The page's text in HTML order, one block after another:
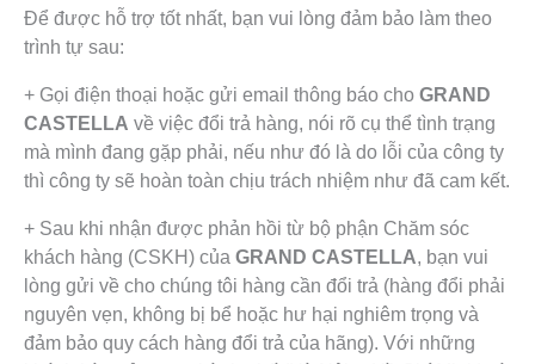
Để được hỗ trợ tốt nhất, bạn vui lòng đảm bảo làm theo
trình tự sau:
+ Gọi điện thoại hoặc gửi email thông báo cho GRAND
CASTELLA về việc đổi trả hàng, nói rõ cụ thể tình trạng
mà mình đang gặp phải, nếu như đó là do lỗi của công ty
thì công ty sẽ hoàn toàn chịu trách nhiệm như đã cam kết.
+ Sau khi nhận được phản hồi từ bộ phận Chăm sóc
khách hàng (CSKH) của GRAND CASTELLA, bạn vui
lòng gửi về cho chúng tôi hàng cần đổi trả (hàng đổi phải
nguyên vẹn, không bị bể hoặc hư hại nghiêm trọng và
đảm bảo quy cách hàng đổi trả của hãng). Với những